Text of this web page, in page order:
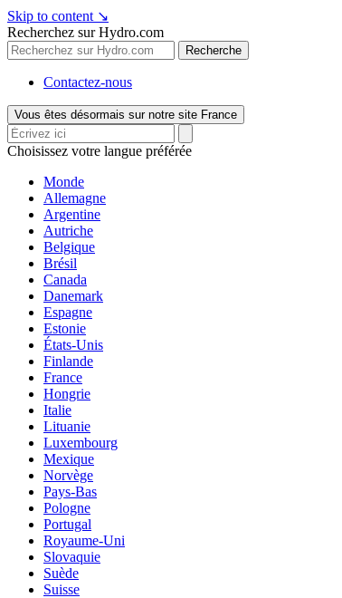
Skip to content ↘
Recherchez sur Hydro.com
Recherche
Contactez-nous
Vous êtes désormais sur notre site France
Choisissez votre langue préférée
Monde
Allemagne
Argentine
Autriche
Belgique
Brésil
Canada
Danemark
Espagne
Estonie
États-Unis
Finlande
France
Hongrie
Italie
Lituanie
Luxembourg
Mexique
Norvège
Pays-Bas
Pologne
Portugal
Royaume-Uni
Slovaquie
Suède
Suisse